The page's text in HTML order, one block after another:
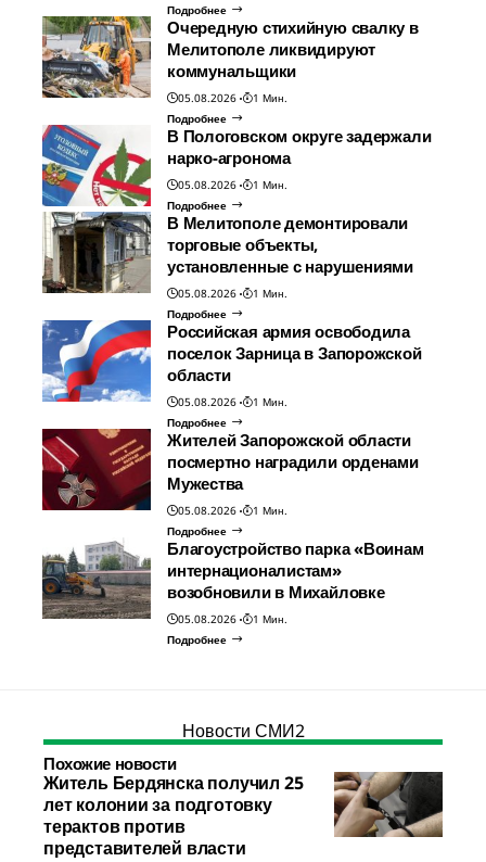
Подробнее
Очередную стихийную свалку в
Мелитополе ликвидируют
коммунальщики
05.08.2026
1 Мин.
Подробнее
В Пологовском округе задержали
нарко-агронома
05.08.2026
1 Мин.
Подробнее
В Мелитополе демонтировали
торговые объекты,
установленные с нарушениями
05.08.2026
1 Мин.
Подробнее
Российская армия освободила
поселок Зарница в Запорожской
области
05.08.2026
1 Мин.
Подробнее
Жителей Запорожской области
посмертно наградили орденами
Мужества
05.08.2026
1 Мин.
Подробнее
Благоустройство парка «Воинам
интернационалистам»
возобновили в Михайловке
05.08.2026
1 Мин.
Подробнее
Новости СМИ2
Похожие новости
Житель Бердянска получил 25
лет колонии за подготовку
терактов против
представителей власти